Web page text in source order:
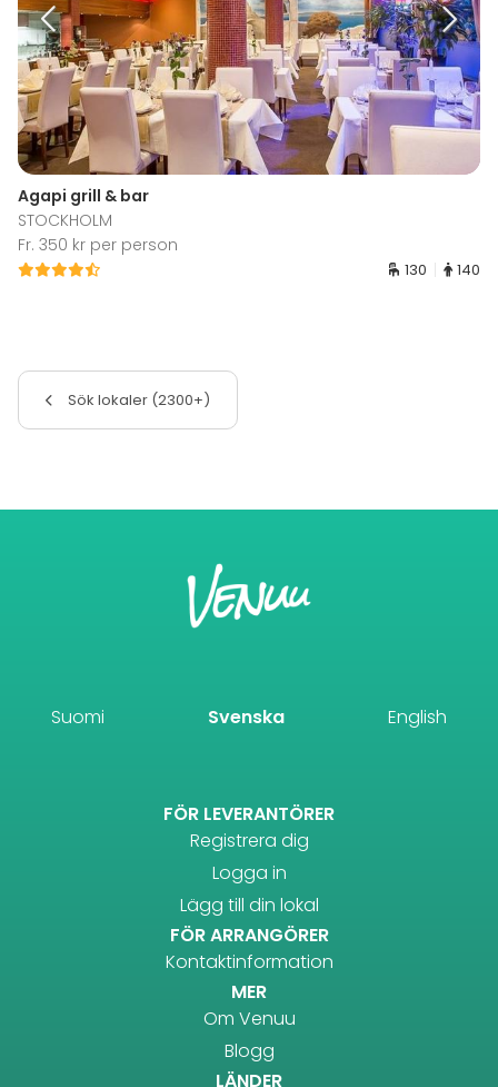
Agapi grill & bar
STOCKHOLM
Fr. 350 kr per person
130 140
Sök lokaler (2300+)
Suomi Svenska English
FÖR LEVERANTÖRER
Registrera dig
Logga in
Lägg till din lokal
FÖR ARRANGÖRER
Kontaktinformation
MER
Om Venuu
Blogg
LÄNDER